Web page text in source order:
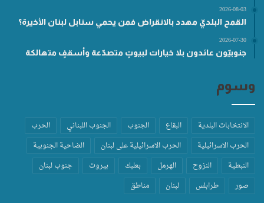
2026-08-03
القمح البلديّ مهدد بالانقراض فمن يحمي سنابل لبنان الأخيرة؟
2026-07-30
جنوبيّون عائدون بلا خيارات لبيوتٍ متصدّعة وأسقفٍ متهالكة
وسوم
الانتخابات البلدية البقاع الجنوب الجنوب اللبناني
الحرب
الحرب الاسرائيلية
الحرب الاسرائيلية على لبنان
الضاحية الجنوبية
النبطية
النزوح الهرمل بعلبك بيروت
جنوب لبنان
صور
طرابلس لبنان مناطق